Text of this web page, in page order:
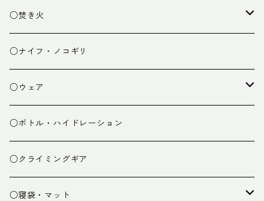
ランタン
テーブル
チェア
○焚き火
焚き火台
焚き火小物
○ナイフ・ノコギリ
○ウェア
ミドルレイヤー
ベースレイヤー
パンツ
○ボトル・ハイドレーション
○クライミングギア
○寝袋・マット